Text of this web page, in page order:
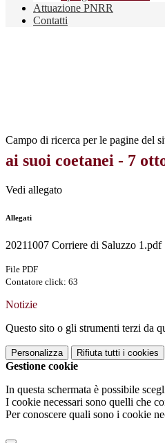
Attuazione PNRR
Contatti
Campo di ricerca per le pagine del
ai suoi coetanei - 7
Vedi allegato
Allegati
20211007 Corriere di Saluzzo 1.pdf
File PDF
Contatore click: 63
Notizie
Questo sito o gli strumenti terzi da
Personalizza Rifiuta tutti i cookies
Gestione cookie
In questa schermata è possibile
I cookie necessari sono quelli che
Per conoscere quali sono i cookie